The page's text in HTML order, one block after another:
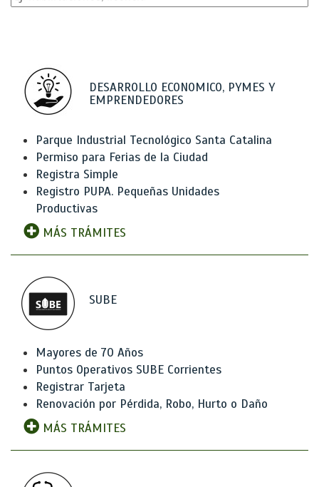
DESARROLLO ECONOMICO, PYMES Y
EMPRENDEDORES
Parque Industrial Tecnológico Santa Catalina
Permiso para Ferias de la Ciudad
Registra Simple
Registro PUPA. Pequeñas Unidades
Productivas
MÁS TRÁMITES
SUBE
Mayores de 70 Años
Puntos Operativos SUBE Corrientes
Registrar Tarjeta
Renovación por Pérdida, Robo, Hurto o Daño
MÁS TRÁMITES